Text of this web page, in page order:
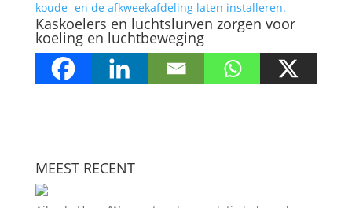
Kaskoelers en luchtslurven zorgen voor
koeling en luchtbeweging
MEEST RECENT